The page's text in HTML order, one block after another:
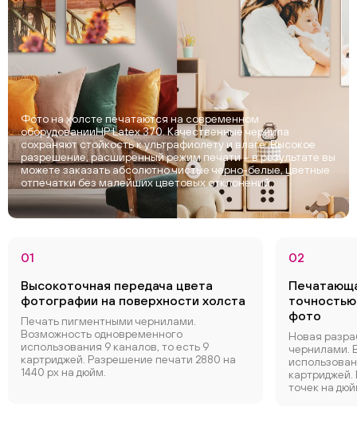
Фото на холсте печатаются на современном
оборудованииHP Latex 370. Качественные чернила
сохраняют стойкость к ультрафиолету и влаге. Высокое
разрешение, расширенный режим печати – в результате вы
можете заказать абсолютно чистые черно-белые, цветные
отпечатки без малейших цветовых отклонений.
01
Высокоточная передача цвета
фотографии на поверхности холста
Печать пигментными чернилами.
Возможность одновременного
использования 9 каналов, то есть 9
картриджей. Разрешение печати 2880 на
1440 px на дюйм.
02
фото
Новая
чернилами.
точек на